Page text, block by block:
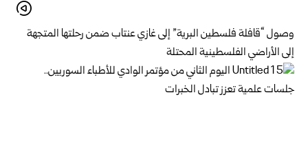
وصول “قافلة فلسطين البرية” إلى غازي عنتاب ضمن رحلتها المتجهة
إلى الأراضي الفلسطينية المحتلة